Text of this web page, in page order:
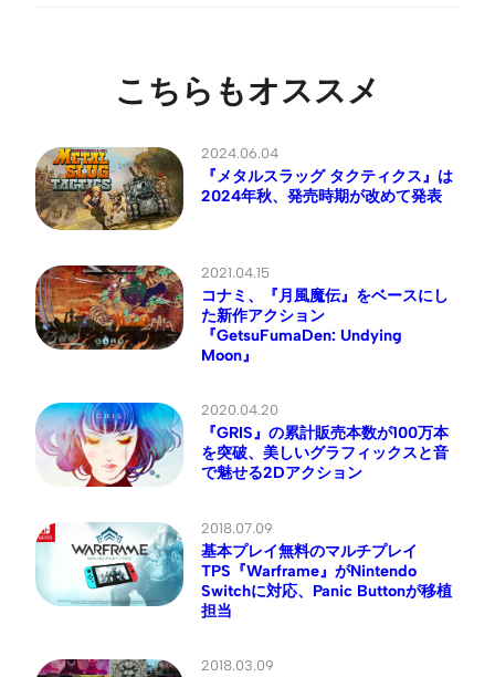
こちらもオススメ
2024.06.04
『メタルスラッグ タクティクス』は
2024年秋、発売時期が改めて発表
2021.04.15
コナミ、『月風魔伝』をベースにし
た新作アクション
『GetsuFumaDen: Undying
Moon』
2020.04.20
『GRIS』の累計販売本数が100万本
を突破、美しいグラフィックスと音
で魅せる2Dアクション
2018.07.09
基本プレイ無料のマルチプレイ
TPS『Warframe』がNintendo
Switchに対応、Panic Buttonが移植
担当
2018.03.09